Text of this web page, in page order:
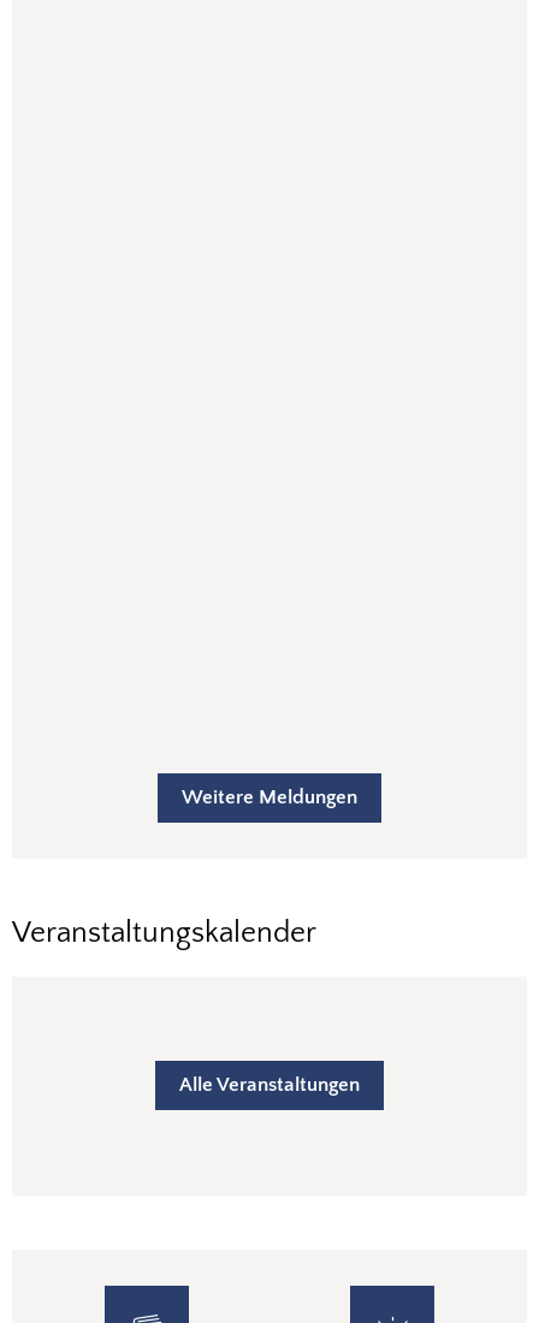
Weitere Meldungen
Veranstaltungskalender
Alle Veranstaltungen